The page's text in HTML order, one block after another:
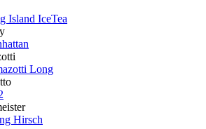
Island IceTea
Long
Hirsch